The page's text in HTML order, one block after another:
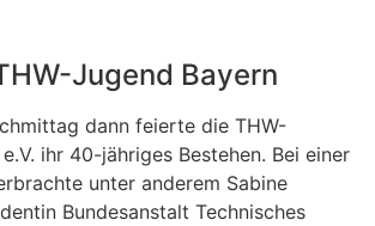
Jugend Bayern
dann feierte die THW-
ihr 40-jähriges Bestehen. Bei einer
unter anderem Sabine
Bundesanstalt Technisches